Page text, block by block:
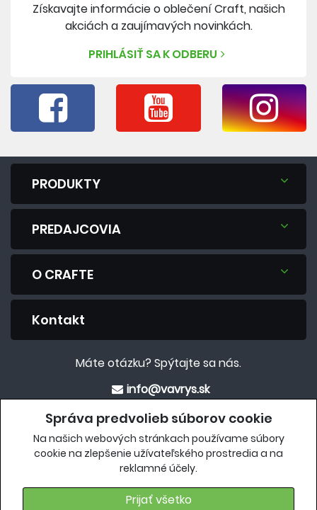
Správa predvolieb súborov cookie
Na našich webových stránkach používame súbory
cookie na zlepšenie užívateľského prostredia a na
reklamné účely.
Prijať všetko
Získavajte informácie o oblečení Craft, našich
akciách a zaujímavých novinkách.
PRIHLÁSIŤ SA K ODBERU
PRODUKTY
PREDAJCOVIA
O CRAFTE
Kontakt
Máte otázku? Spýtajte sa nás.
info@vavrys.sk
+421 911 454 422
Eshop
crafteshop.vavrys.sk